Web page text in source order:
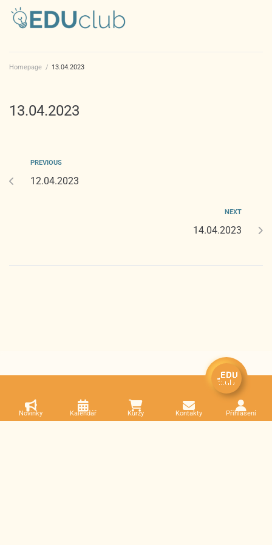
Homepage / 13.04.2023
13.04.2023
PREVIOUS
12.04.2023
NEXT
14.04.2023
Novinky Kalendář Kurzy Kontakty Přihlášení